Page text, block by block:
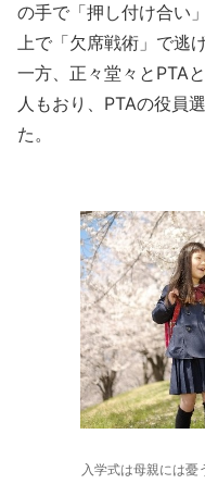
の手で「押し付け合い
上で「欠席戦術」で逃
一方、正々堂々とPTA
人もおり、PTAの役員
た。
入学式は母親には憂